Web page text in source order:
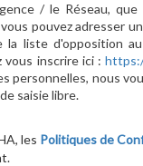
/ le Réseau,
pouvez adresser
la liste d'opposition
vous inscrire ici :
personnelles, nous
saisie libre.
les Politiques de